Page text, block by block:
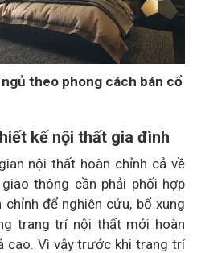
theo phong cách bán cổ
kế nội thất gia đình
nội thất hoàn chỉnh cả về
thông cần phải phối hợp
để nghiên cứu, bổ xung
trang trí nội thất mới hoàn
cao. Vì vậy trước khi trang trí